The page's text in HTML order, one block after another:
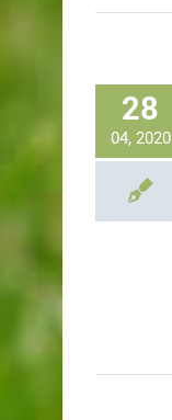
28
04, 2020